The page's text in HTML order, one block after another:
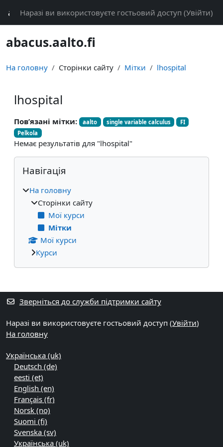
abacusНаразі ви використовуєте гостьовий доступ (Увійти)
abacus.aalto.fi
На головну Сторінки сайту Мітки lhospital
lhospital
Пов’язані мітки: aalto single variable calculus
FI
Pelkola
Немає результатів для "lhospital"
Блоки
Пропустити Навігація
Навігація
На головну
Сторінки сайту
Мої курси
Мітки
Мої курси
Курси
Додаткові блоки
Зверніться до служби підтримки сайту
Наразі ви використовуєте гостьовий доступ (Увійти)
На головну
Українська ‎(uk)‎
Deutsch ‎(de)‎
eesti ‎(et)‎
English ‎(en)‎
Français ‎(fr)‎
Norsk ‎(no)‎
Suomi ‎(fi)‎
Svenska ‎(sv)‎
Українська ‎(uk)‎